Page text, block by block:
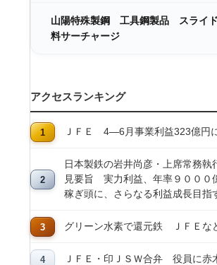
山陽特殊製鋼 工具鋼製品 スライ
料サーチャージ
アクセスランキング
ＪＦＥ 4―6月事業利益323億円
日本製鉄の岩井尚彦・上席常務執
見要旨 実力利益、年率９００
稼ぎ頭に、さらなる利益成長目指
グリーン水素で還元鉄 ＪＦＥな
ＪＦＥ・印ＪＳＷ合弁 役員に赤